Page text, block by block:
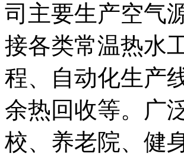
司主要生产空气
接各类常温热水
程、自动化生产
余热回收等。广
校、养老院、健